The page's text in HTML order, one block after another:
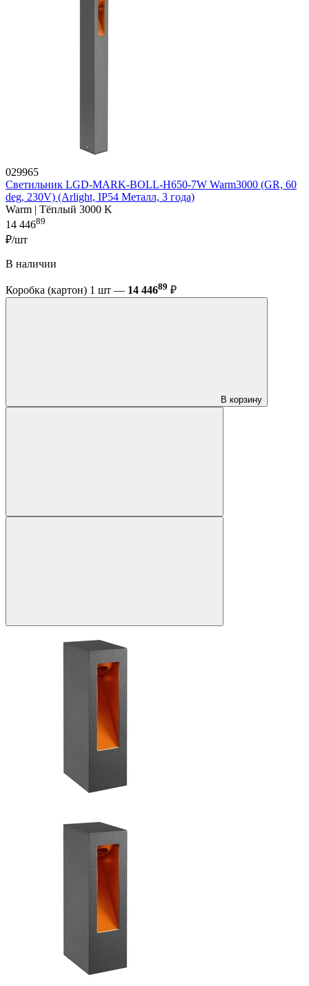
029965
Светильник LGD-MARK-BOLL-H650-7W Warm3000 (GR, 60
deg, 230V) (Arlight, IP54 Металл, 3 года)
Warm | Тёплый 3000 K
14 44689
₽/шт
В наличии
Коробка (картон) 1 шт — 14 44689 ₽
В корзину